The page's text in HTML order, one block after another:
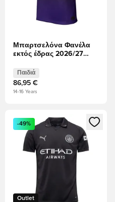
Μπαρτσελόνα Φανέλα
εκτός έδρας 2026/27
Παιδιά
86,95 €
14-16 Years
ή να εγγραφείτε ως
Ανοίγει ένα Modal για να
Outlet
-49%